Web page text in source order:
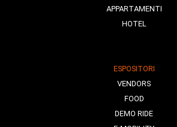
APPARTAMENTI
HOTEL
ESPOSITORI
VENDORS
FOOD
DEMO RIDE